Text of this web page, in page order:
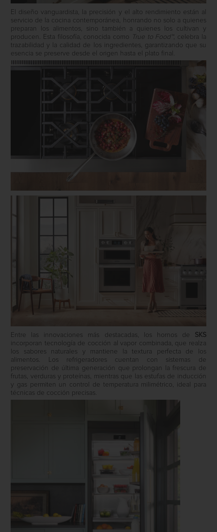
El diseño vanguardista, la precisión y el alto rendimiento están al
servicio de la cocina contemporánea, honrando no solo a quienes
preparan los alimentos, sino también a quienes los cultivan y
producen. Esta filosofía, conocida como
True to Food™, celebra la
trazabilidad y la calidad de los ingredientes, garantizando que su
esencia se preserve desde el origen hasta el plato final.
Entre las innovaciones más destacadas, los hornos de
SKS
incorporan tecnología de cocción al vapor combinada, que realza
los sabores naturales y mantiene la textura perfecta de los
alimentos. Los refrigeradores cuentan con sistemas de
preservación de última generación que prolongan la frescura de
frutas, verduras y proteínas, mientras que las estufas de inducción
y gas permiten un control de temperatura milimétrico, ideal para
técnicas de cocción precisas.